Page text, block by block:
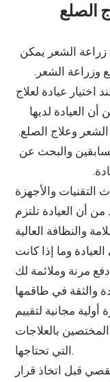
الصلع
زراعة الشعر يمكن
وزراعة الشعر.
اختيار عيادة لعلاج
العيادة لديها
وعلاج الصلع.
والبحث عن
التقنيات والأجهزة
من أن العيادة تلتزم
وما إذا كانت
والثقة في طاقمها
مجانية لتقييم
بالعلاجات
التي تحتاجها.
قبل اتخاذ قرار